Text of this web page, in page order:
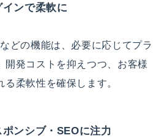
ンで柔軟に
どの機能は、必要に応じてプラ
開発コストを抑えつつ、お客様
柔軟性を確保します。
ンシブ・SEOに注力